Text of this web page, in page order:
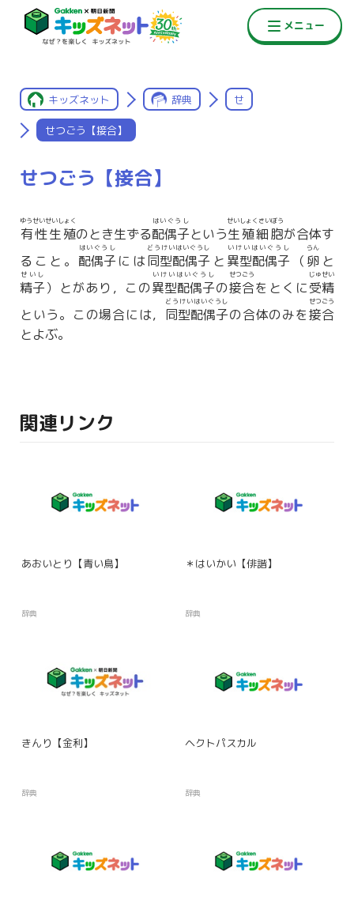
キッズネット 辞典 せ
せつごう【接合】
せつごう【接合】
有性生殖
ゆうせいせいしょく
のとき生ずる配偶子
はいぐうし
という生殖細胞
せいしょくさいぼう
が合体す
ること。 配偶子
はいぐうし
には同型配偶子
どうけいはいぐうし
と 異型配偶子
いけいはいぐうし
（ 卵
らん
と
精子
せいし
）とがあり，この異型配偶子
いけいはいぐうし
の接合
せつごう
をとくに受精
じゅせい
という。この場合には， 同型配偶子
どうけいはいぐうし
の合体のみを接合
せつごう
とよぶ。
関連リンク
あおいとり【青い鳥】
辞典
＊はいかい【俳諧】
辞典
きんり【金利】
辞典
ヘクトパスカル
辞典